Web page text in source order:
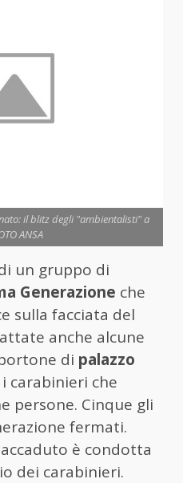
il blitz degli "ambientalisti" a
ANSA
un gruppo di
Generazione che
sulla facciata del
anche alcune
di palazzo
carabinieri che
persone. Cinque gli
fermati.
è condotta
dei carabinieri.